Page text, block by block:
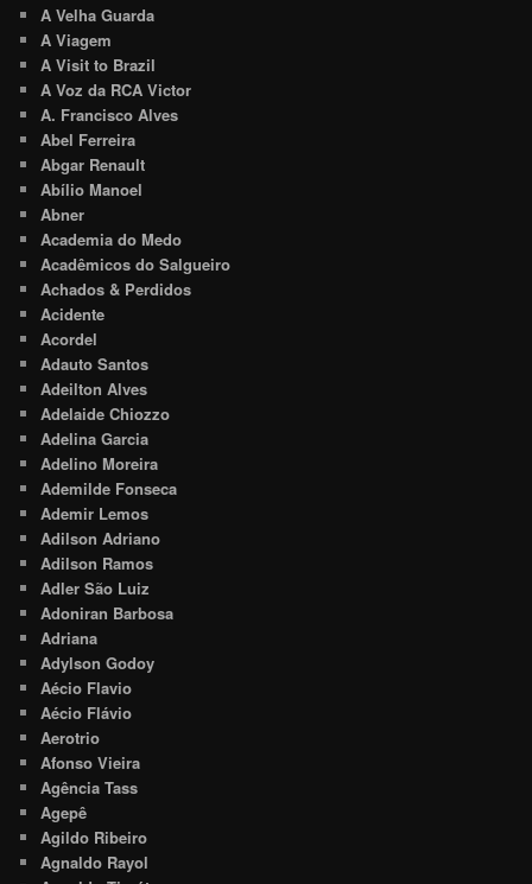
A Velha Guarda
A Viagem
A Visit to Brazil
A Voz da RCA Victor
A. Francisco Alves
Abel Ferreira
Abgar Renault
Abílio Manoel
Abner
Academia do Medo
Acadêmicos do Salgueiro
Achados & Perdidos
Acidente
Acordel
Adauto Santos
Adeilton Alves
Adelaide Chiozzo
Adelina Garcia
Adelino Moreira
Ademilde Fonseca
Ademir Lemos
Adilson Adriano
Adilson Ramos
Adler São Luiz
Adoniran Barbosa
Adriana
Adylson Godoy
Aécio Flavio
Aécio Flávio
Aerotrio
Afonso Vieira
Agência Tass
Agepê
Agildo Ribeiro
Agnaldo Rayol